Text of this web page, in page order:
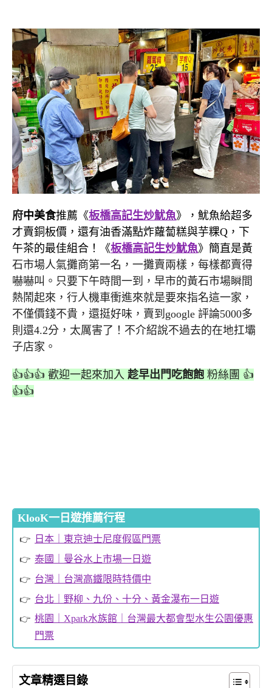
府中美食推薦《板橋高記生炒魷魚》，魷魚給超多
才賣銅板價，還有油香滿點炸蘿蔔糕與芋粿Q，下
午茶的最佳組合！《板橋高記生炒魷魚》簡直是黃
石市場人氣攤商第一名，一攤賣兩樣，每樣都賣得
嚇嚇叫。只要下午時間一到，早市的黃石市場瞬間
熱鬧起來，行人機車衝進來就是要來指名這一家，
不僅價錢不貴，還挺好味，賣到google 評論5000多
則還4.2分，太厲害了！不介紹說不過去的在地扛壩
子店家。
👍👍👍 歡迎一起來加入 趁早出門吃飽飽 粉絲團 👍
👍👍
KlooK一日遊推薦行程
日本｜東京迪士尼度假區門票
泰國｜曼谷水上市場一日遊
台灣｜台灣高鐵限時特價中
台北｜野柳、九份、十分、黃金瀑布一日遊
桃園｜Xpark水族館｜台灣最大都會型水生公園優惠
門票
文章精選目錄